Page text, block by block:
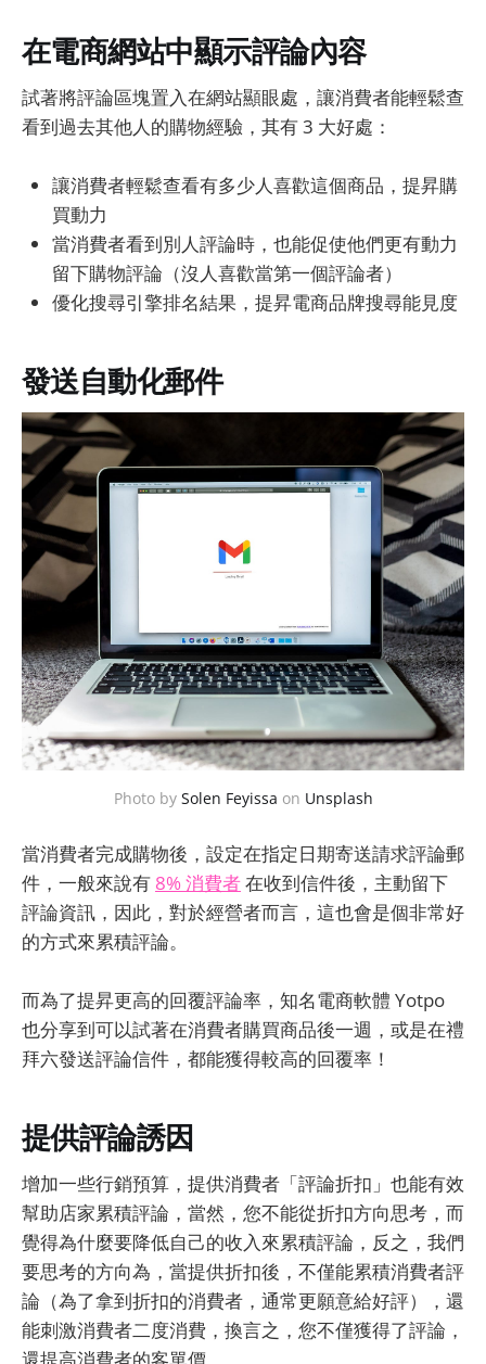
在電商網站中顯示評論內容
試著將評論區塊置入在網站顯眼處，讓消費者能輕鬆查
看到過去其他人的購物經驗，其有 3 大好處：
讓消費者輕鬆查看有多少人喜歡這個商品，提昇購
買動力
當消費者看到別人評論時，也能促使他們更有動力
留下購物評論（沒人喜歡當第一個評論者）
優化搜尋引擎排名結果，提昇電商品牌搜尋能見度
發送自動化郵件
Photo by Solen Feyissa on Unsplash
當消費者完成購物後，設定在指定日期寄送請求評論郵
件，一般來說有 8% 消費者在收到信件後，主動留下
評論資訊，因此，對於經營者而言，這也會是個非常好
的方式來累積評論。
而為了提昇更高的回覆評論率，知名電商軟體 Yotpo
也分享到可以試著在消費者購買商品後一週，或是在禮
拜六發送評論信件，都能獲得較高的回覆率！
提供評論誘因
增加一些行銷預算，提供消費者「評論折扣」也能有效
幫助店家累積評論，當然，您不能從折扣方向思考，而
覺得為什麼要降低自己的收入來累積評論，反之，我們
要思考的方向為，當提供折扣後，不僅能累積消費者評
論（為了拿到折扣的消費者，通常更願意給好評），還
能刺激消費者二度消費，換言之，您不僅獲得了評論，